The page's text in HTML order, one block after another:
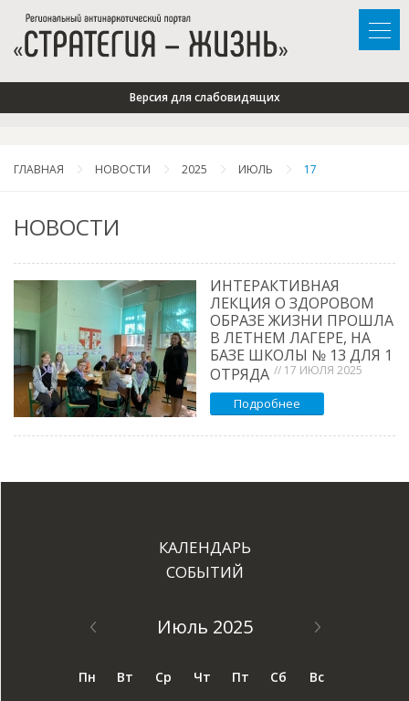
Версия для слабовидящих
ГЛАВНАЯ НОВОСТИ 2025 ИЮЛЬ 17
НОВОСТИ
ИНТЕРАКТИВНАЯ
ЛЕКЦИЯ О ЗДОРОВОМ
ОБРАЗЕ ЖИЗНИ ПРОШЛА
В ЛЕТНЕМ ЛАГЕРЕ, НА
БАЗЕ ШКОЛЫ № 13 ДЛЯ 1
ОТРЯДА // 17 ИЮЛЯ 2025
Подробнее
КАЛЕНДАРЬ
СОБЫТИЙ
Июль 2025
Пн Вт Ср Чт Пт Сб Вс